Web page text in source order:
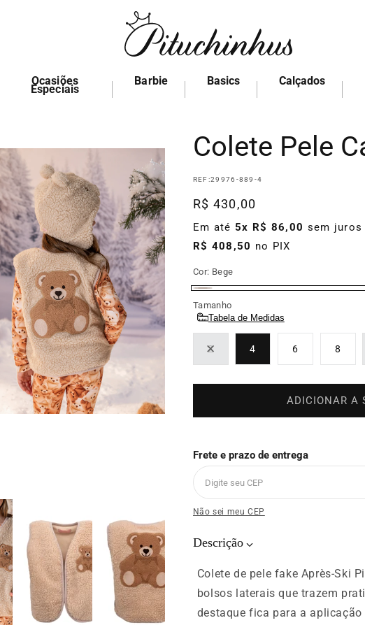
Ocasiões
Especiais
Barbie Basics Calçados
Colete Pele
REF:29976-889-4
Preço
normal
R$ 430,00
Em até 5x R$ 86,00 sem juros
R$ 408,50 no PIX
Cor: Bege
Tamanho
Tabela de Medidas
2
esgotada
indisponível
4 6 8
ADICIONAR A
Frete e prazo de entrega
Não sei meu CEP
Descrição
Colete de pele fake Après-Ski
bolsos laterais que trazem
destaque fica para a